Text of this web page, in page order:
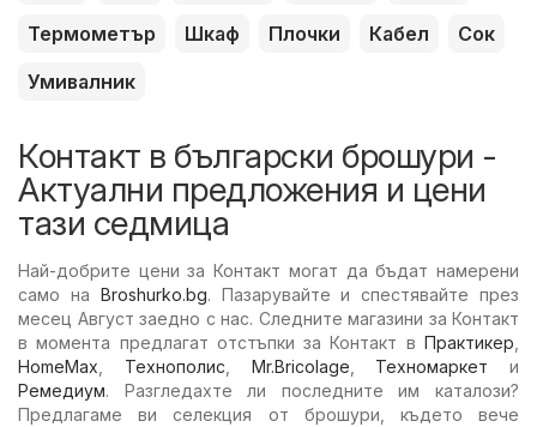
Термометър
Шкаф Плочки Кабел
Сок
Умивалник
Контакт в български брошури -
Актуални предложения и цени
тази седмица
Най-добрите цени за Контакт могат да бъдат намерени
само на Broshurko.bg. Пазарувайте и спестявайте през
месец Август заедно с нас. Следните магазини за Контакт
в момента предлагат отстъпки за Контакт в Практикер
HomeMax
Технополис Mr.Bricolage Техномаркет и
Ремедиум. Разгледахте ли последните им каталози?
Предлагаме ви селекция от брошури, където вече